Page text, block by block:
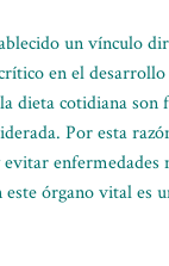
un vínculo
en el
dieta cotidiana
Por esta
enfermedades
este órgano vital